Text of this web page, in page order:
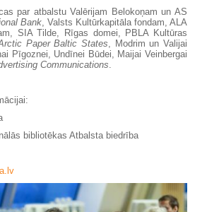
par atbalstu Valērijam Belokoņam un AS
Bank, Valsts Kultūrkapitāla fondam, ALA
SIA Tilde, Rīgas domei, PBLA Kultūras
Paper Baltic States, Modrim un Valijai
Pīgoznei, Undīnei Būdei, Maijai Veinbergai
Communications.
bibliotēkas Atbalsta biedrība